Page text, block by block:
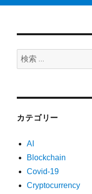
検
索:
カテゴリー
AI
Blockchain
Covid-19
Cryptocurrency